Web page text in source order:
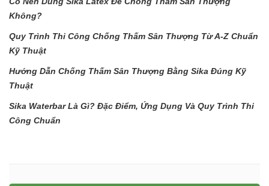
Không?
Quy Trình Thi Công Chống Thấm Sân Thượng Từ A-Z Chuẩn
Kỹ Thuật
Hướng Dẫn Chống Thấm Sân Thượng Bằng Sika Đúng Kỹ
Thuật
Sika Waterbar Là Gì? Đặc Điểm, Ứng Dụng Và Quy Trình Thi
Công Chuẩn